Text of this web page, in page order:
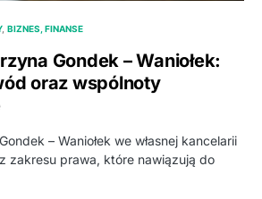
BIZNES, FINANSE
Gondek – Waniołek:
oraz wspólnoty
– Waniołek we własnej kancelarii
zakresu prawa, które nawiązują do